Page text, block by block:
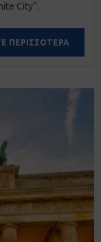
City”.
ΠΕΡΙΣΣΌΤΕΡΑ